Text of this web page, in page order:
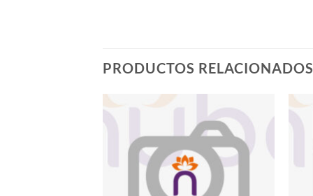
PRODUCTOS RELACIONADOS